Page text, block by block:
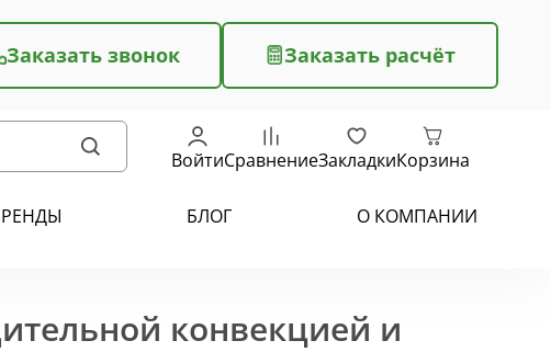
Заказать звонок Заказать расчёт
ВойтиСравнениеЗакладкиКорзина
БЛОГ О КОМПАНИИ
конвекцией и